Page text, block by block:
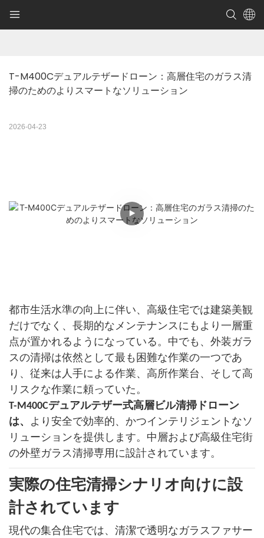
T-M400Cデュアルテザードローン：高層住宅のガラス清
掃のためのよりスマートなソリューション
2026-04-23
都市生活水準の向上に伴い、高級住宅では建築美観
だけでなく、長期的なメンテナンスにもより一層重
点が置かれるようになっている。中でも、外装ガラ
スの清掃は依然として最も困難な作業の一つであ
り、従来は人手による作業、高所作業台、そして高
リスクな作業に頼っていた。
T-M400Cデュアルテザー式高層ビル清掃ドローン
は、
より安全で効率的、かつインテリジェントなソ
リューションを提供します。中層および高級住宅街
の外壁ガラス清掃専用に設計されています。
実際の住宅清掃シナリオ向けに設
計されています
現代の集合住宅では、清潔で透明なガラスファサー